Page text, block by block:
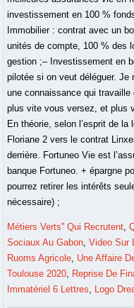
Métiers Verts'' Qui Recrutent,
Sociaux Au Gabon,Video Sur
Ruoms Agricole, Une Affaire
Toulouse 2020, Reprise De
Immatériel 6 Lettres, Logo